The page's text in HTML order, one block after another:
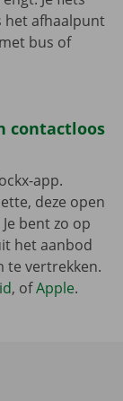
het afhaalpunt
bus of
contactloos
app.
deze open
bent zo op
het aanbod
te vertrekken.
, ofApple.